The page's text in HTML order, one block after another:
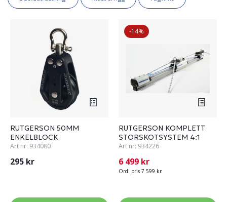
RUTGERSON 50MM
ENKELBLOCK
Art nr: 934080
295 kr
-14%
RUTGERSON KOMPLETT
STORSKOTSYSTEM 4:1
Art nr: 934226
6 499 kr
Ord. pris 7 599 kr